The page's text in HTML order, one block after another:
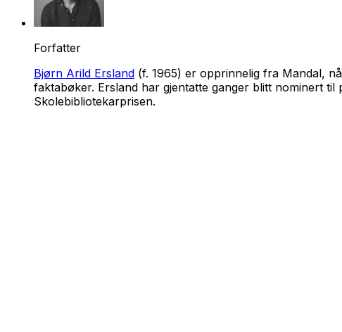
Forfatter
Bjørn Arild Ersland (f. 1965) er opprinnelig fra Mandal,
faktabøker. Ersland har gjentatte ganger blitt nominert
Skolebibliotekarprisen.